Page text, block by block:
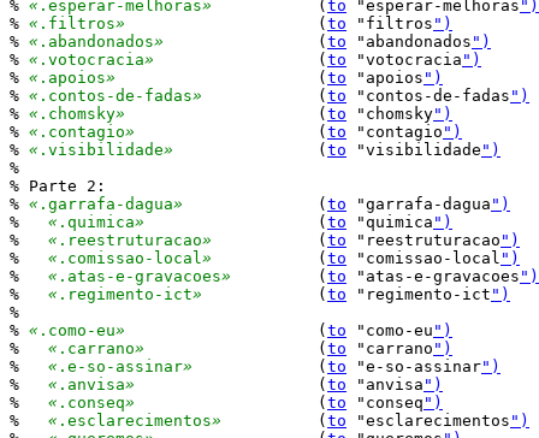
% « .esperar-melhoras»
		(
to "esperar-melhoras ")
% « .filtros»
			(
to "filtros ")
% « .abandonados»
		(
to "abandonados ")
% « .votocracia»
			(
to "votocracia ")
% « .apoios»
			(
to "apoios ")
% « .contos-de-fadas»
		(
to "contos-de-fadas ")
% « .chomsky»
			(
to "chomsky")
% « .contagio»
			(
to "contagio ")
% « .visibilidade»
		(
to "visibilidade ")
%
% Parte 2:
% « .garrafa-dagua»
		(
to "garrafa-dagua ")
% « .quimica»
			(
to "quimica ")
% « .reestruturacao»
		(
to "reestruturacao ")
% « .comissao-local»
		(
to "comissao-local ")
% « .atas-e-gravacoes»
		(
to "atas-e-gravacoes ")
% « .regimento-ict»
		(
to "regimento-ict ")
%
% « .como-eu»
			(
to "como-eu ")
% « .carrano»
			(
to "carrano ")
% « .e-so-assinar»
		(
to "e-so-assinar")
% « .anvisa»
		        (
to "anvisa ")
% « .conseq»
			(
to "conseq ")
% « .esclarecimentos»
		(
to "esclarecimentos ")